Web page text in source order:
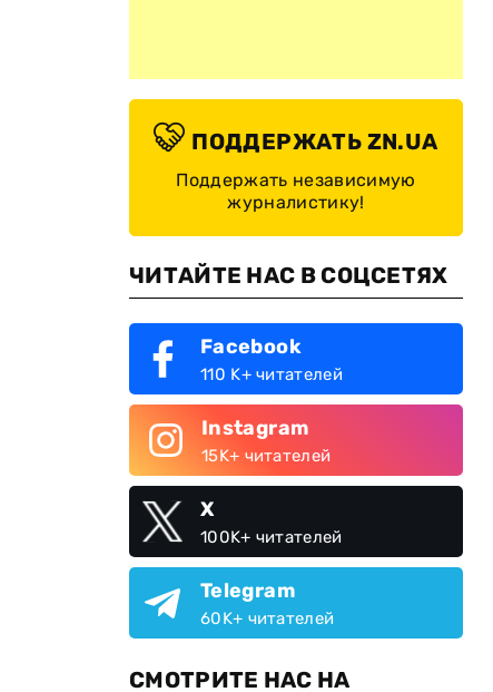
ПОДДЕРЖАТЬ ZN.UA
Поддержать независимую
журналистику!
ЧИТАЙТЕ НАС В СОЦСЕТЯХ
Facebook
110 K+ читателей
Instagram
15K+ читателей
X
100K+ читателей
Telegram
60K+ читателей
СМОТРИТЕ НАС НА